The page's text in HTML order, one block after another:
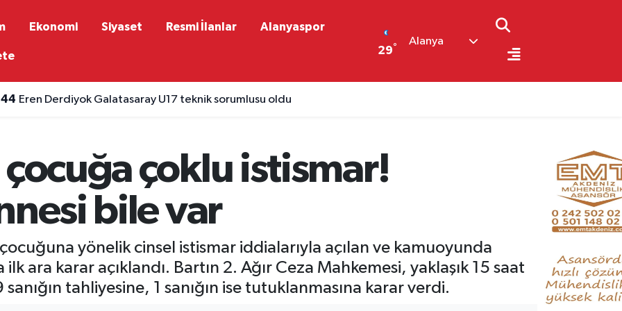
Ekonomi Siyaset Resmi İlanlar Alanyaspor
29°
Alanya
Eren Derdiyok Galatasaray U17 teknik sorumlusu oldu
çocuğa çoklu istismar!
bile var
çocuğuna yönelik cinsel istismar iddialarıyla açılan ve kamuoyunda
ara karar açıklandı. Bartın 2. Ağır Ceza Mahkemesi, yaklaşık 15 saat
tahliyesine, 1 sanığın ise tutuklanmasına karar verdi.